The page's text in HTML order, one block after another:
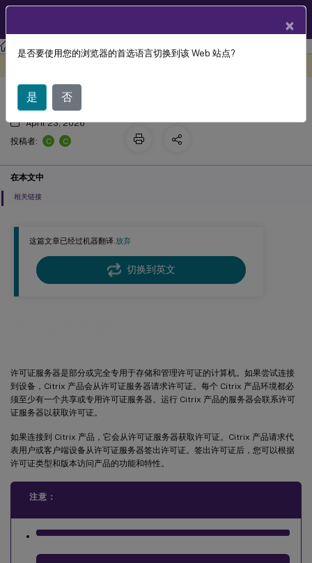
许可 许可 11.17.2 build 41000
这篇文章已经过机器翻译.放弃
切换到英文
许可证服务器是部分或完全专用于存储和管理许可证的计算机。如果尝试连接
到设备，Citrix 产品会从许可证服务器请求许可证。每个 Citrix 产品环境都必
须至少有一个共享或专用许可证服务器。运行 Citrix 产品的服务器会联系许可
证服务器以获取许可证。
如果连接到 Citrix 产品，它会从许可证服务器获取许可证。Citrix 产品请求代
表用户或客户端设备从许可证服务器签出许可证。签出许可证后，您可以根据
许可证类型和版本访问产品的功能和特性。
注意：
许可证服务器
April 23, 2026
投稿者:
C C
在本文中
相关链接
×
是否要使用您的浏览器的首选语言切换到该 Web 站点?
是 否